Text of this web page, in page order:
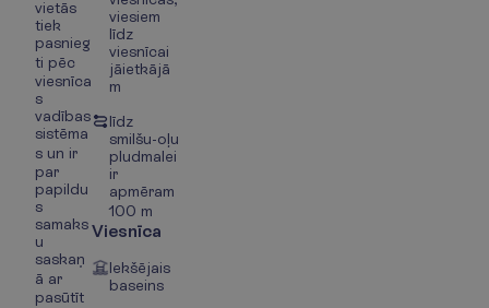
vietās
tiek
pasnieg
ti pēc
viesnīca
s
vadības
sistēma
s un ir
par
papildu
s
samaks
u
saskaņ
ā ar
pasūtīt
viesiem
līdz
viesnīcai
jāietkājā
m
līdz
smilšu-oļu
pludmalei
ir
apmēram
100 m
Viesnīca
Iekšējais
baseins